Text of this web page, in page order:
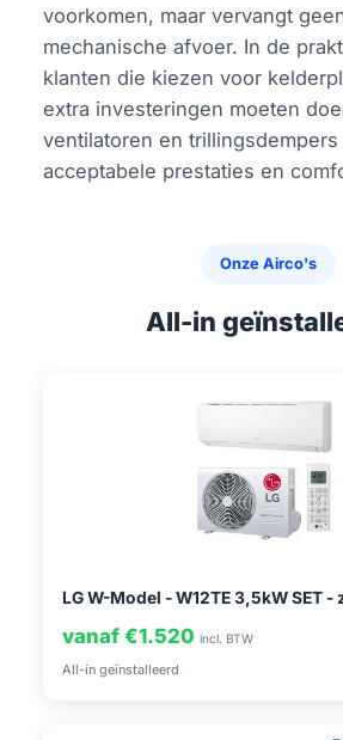
voorkomen, maar vervangt
mechanische afvoer. In de
klanten die kiezen voor
extra investeringen moeten
ventilatoren en trillingsdempers
acceptabele prestaties en
Onze Airco's
All-in
LG W-Model - W12TE 3,5kW SET -
vanaf €1.520 incl. BTW
All-in geïnstalleerd